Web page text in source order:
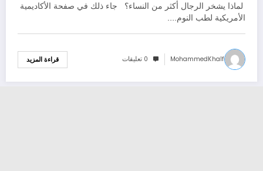
لماذا يشخر الرجال أكثر من النساء؟ جاء ذلك في صفحة الأكاديمية
الأمريكية لطب النوم.…
MohammedKhalf 0 تعليقات قراءة المزيد